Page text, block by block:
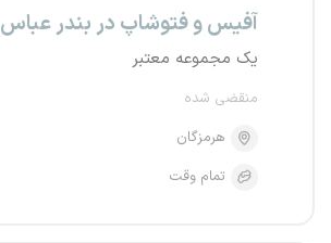
آفیس و فتوشاپ در بندر عباس
یک مجموعه معتبر
منقضی شده
هرمزگان
تمام وقت